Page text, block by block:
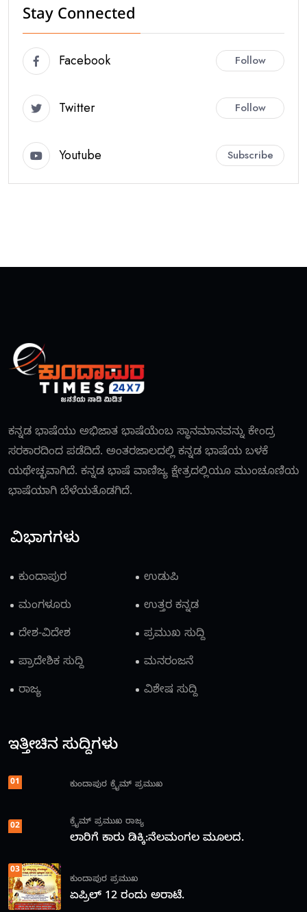
Stay Connected
Facebook Follow
Twitter Follow
Youtube Subscribe
ಕನ್ನಡ ಭಾಷೆಯು ಅಭಿಜಾತ ಭಾಷೆಯೆಂಬ ಸ್ಥಾನಮಾನವನ್ನು ಕೇಂದ್ರ
ಸರಕಾರದಿಂದ ಪಡೆದಿದೆ. ಅಂತರಜಾಲದಲ್ಲಿ ಕನ್ನಡ ಭಾಷೆಯ ಬಳಕೆ
ಯಥೇಚ್ಛವಾಗಿದೆ. ಕನ್ನಡ ಭಾಷೆ ವಾಣಿಜ್ಯ ಕ್ಷೇತ್ರದಲ್ಲಿಯೂ ಮುಂಚೂಣಿಯ
ಭಾಷೆಯಾಗಿ ಬೆಳೆಯತೊಡಗಿದೆ.
ವಿಭಾಗಗಳು
ಕುಂದಾಪುರ
ಉಡುಪಿ
ಮಂಗಳೂರು
ಉತ್ತರ ಕನ್ನಡ
ದೇಶ-ವಿದೇಶ
ಪ್ರಮುಖ ಸುದ್ದಿ
ಪ್ರಾದೇಶಿಕ ಸುದ್ದಿ
ಮನರಂಜನೆ
ರಾಜ್ಯ
ವಿಶೇಷ ಸುದ್ದಿ
ಇತ್ತೀಚಿನ ಸುದ್ದಿಗಳು
01 ಕುಂದಾಪುರ ಕ್ರೈಮ್ ಪ್ರಮುಖ
02 ಕ್ರೈಮ್ ಪ್ರಮುಖ ರಾಜ್ಯ
ಲಾರಿಗೆ ಕಾರು ಡಿಕ್ಕಿ:ನೆಲಮಂಗಲ ಮೂಲದ.
03
ಕುಂದಾಪುರ ಪ್ರಮುಖ
ಏಪ್ರಿಲ್ 12 ರಂದು ಅರಾಟೆ.